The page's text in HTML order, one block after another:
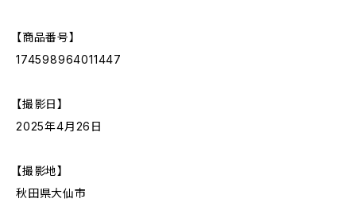
【商品番号】
174598964011447
【撮影日】
2025年4月26日
【撮影地】
秋田県大仙市